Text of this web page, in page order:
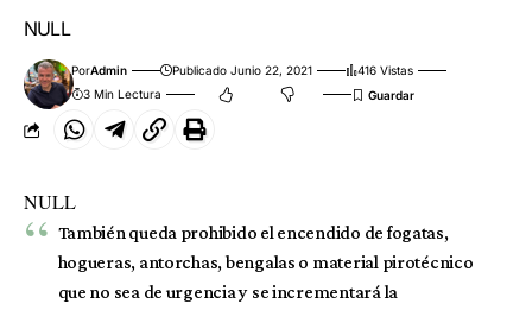
NULL
PorAdmin Publicado Junio 22, 2021
416 Vistas
3 Min Lectura
NULL
También queda prohibido el encendido de fogatas,
hogueras, antorchas, bengalas o material pirotécnico
que no sea de urgencia y se incrementará la